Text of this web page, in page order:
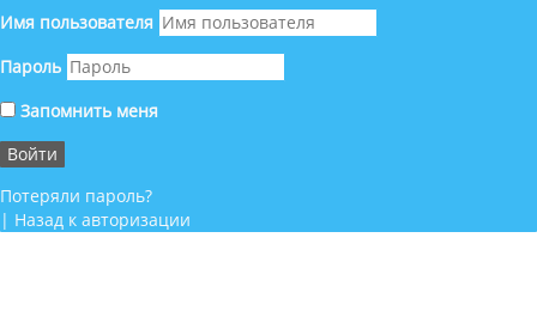
Имя пользователя
Пароль
Запомнить меня
Потеряли пароль?
| Назад к авторизации